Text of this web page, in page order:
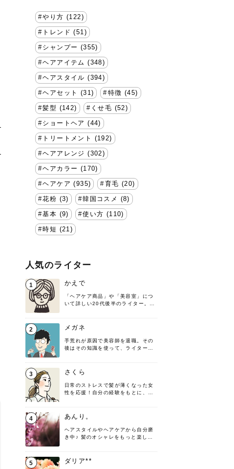
やり方 (122)
トレンド (51)
シャンプー (355)
ヘアアイテム (348)
ヘアスタイル (394)
ヘアセット (31) 特徴 (45)
髪型 (142) くせ毛 (52)
ショートヘア (44)
トリートメント (192)
ヘアアレンジ (302)
ヘアカラー (170)
ヘアケア (935) 育毛 (20)
花粉 (3) 韓国コスメ (8)
基本 (9) 使い方 (110)
時短 (21)
人気のライター
1 かえで
「ヘアケア商品」や「美容室」につ
いて詳しい20代後半のライター。楽
す！
2 メガネ
手荒れが原因で美容師を退職。その
後はその知識を使って、ライターと
髪の知識をわかりやすく紹介しま
す！
3 さくら
日常のストレスで髪が薄くなった女
性を応援！自分の経験をもとに、執
4 あんり。
ヘアスタイルやヘアケアから自分磨
き中♪ 髪のオシャレをもっと楽しめ
♡ 役立つ情報をお届けできるように
頑張ります！よろしくお願いしま
5 ダリア**